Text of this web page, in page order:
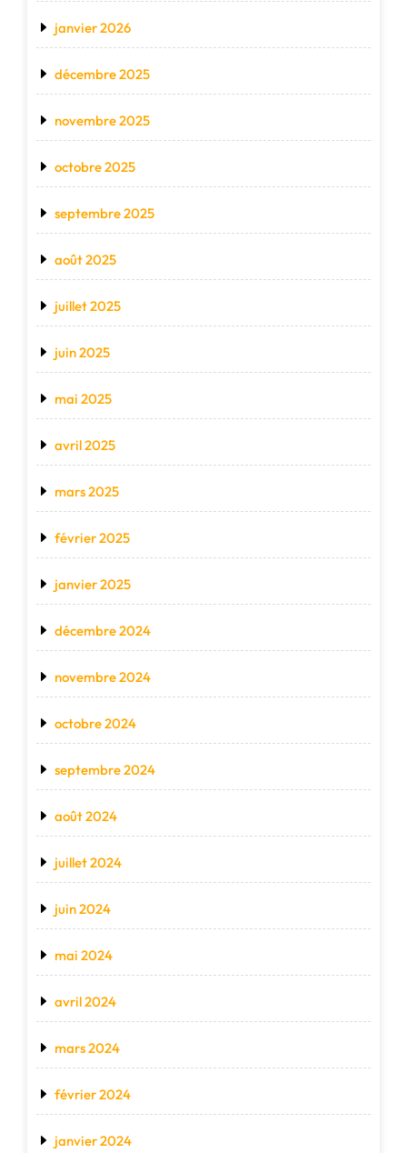
janvier 2026
décembre 2025
novembre 2025
octobre 2025
septembre 2025
août 2025
juillet 2025
juin 2025
mai 2025
avril 2025
mars 2025
février 2025
janvier 2025
décembre 2024
novembre 2024
octobre 2024
septembre 2024
août 2024
juillet 2024
juin 2024
mai 2024
avril 2024
mars 2024
février 2024
janvier 2024